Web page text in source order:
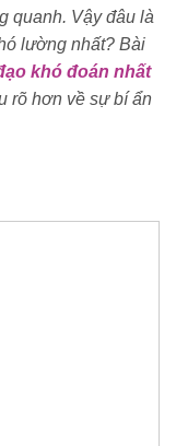
quanh. Vậy đâu là
lường nhất? Bài
khó đoán nhất
rõ hơn về sự bí ẩn